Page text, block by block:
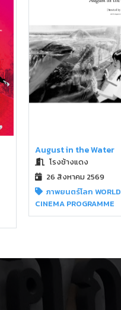
August in the Water
โรงช้างแดง
26 สิงหาคม 2569
ภาพยนตร์โลก WORLD
CINEMA PROGRAMME